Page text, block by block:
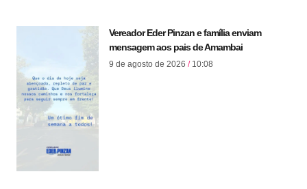
Vereador Eder Pinzan e família enviam
mensagem aos pais de Amambai
9 de agosto de 2026 10:08